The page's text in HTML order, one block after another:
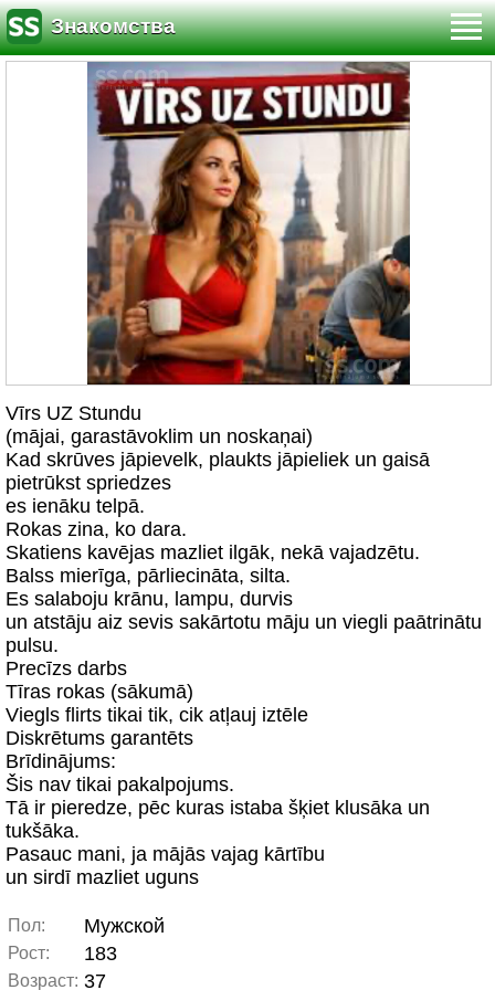
Знакомства
Vīrs UZ Stundu
(mājai, garastāvoklim un noskaņai)
Kad skrūves jāpievelk, plaukts jāpieliek un gaisā
pietrūkst spriedzes
es ienāku telpā.
Rokas zina, ko dara.
Skatiens kavējas mazliet ilgāk, nekā vajadzētu.
Balss mierīga, pārliecināta, silta.
Es salaboju krānu, lampu, durvis
un atstāju aiz sevis sakārtotu māju un viegli paātrinātu
pulsu.
Precīzs darbs
Tīras rokas (sākumā)
Viegls flirts tikai tik, cik atļauj iztēle
Diskrētums garantēts
Brīdinājums:
Šis nav tikai pakalpojums.
Tā ir pieredze, pēc kuras istaba šķiet klusāka un
tukšāka.
Pasauc mani, ja mājās vajag kārtību
un sirdī mazliet uguns
Пол: Мужской
Рост: 183
Возраст: 37